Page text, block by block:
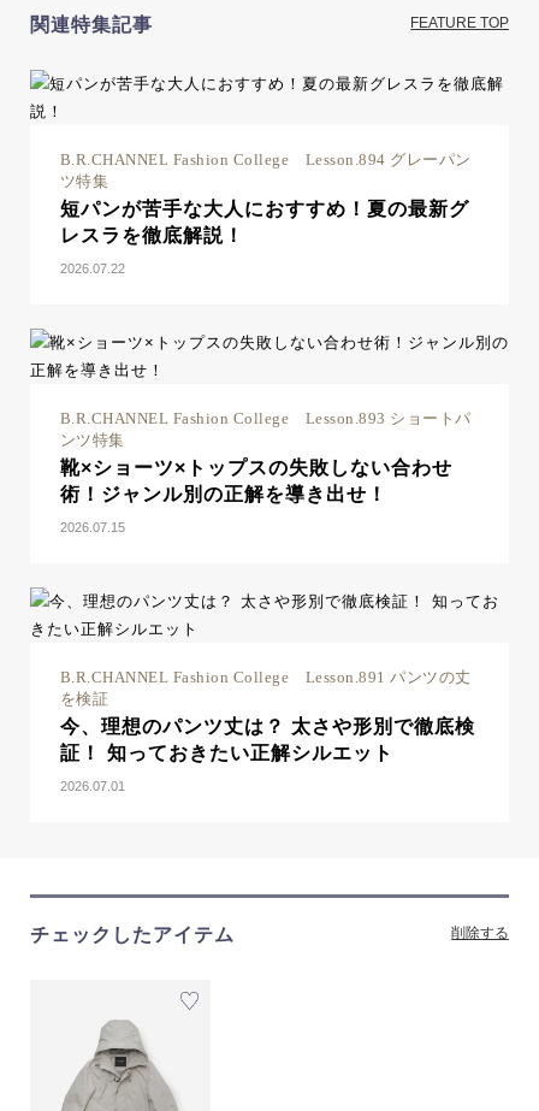
関連特集記事 FEATURE TOP
B.R.CHANNEL Fashion College Lesson.894 グレーパン
ツ特集
短パンが苦手な大人におすすめ！夏の最新グ
レスラを徹底解説！
2026.07.22
B.R.CHANNEL Fashion College Lesson.893 ショートパ
ンツ特集
靴×ショーツ×トップスの失敗しない合わせ
術！ジャンル別の正解を導き出せ！
2026.07.15
B.R.CHANNEL Fashion College Lesson.891 パンツの丈
を検証
今、理想のパンツ丈は？ 太さや形別で徹底検
証！ 知っておきたい正解シルエット
2026.07.01
チェックしたアイテム 削除する